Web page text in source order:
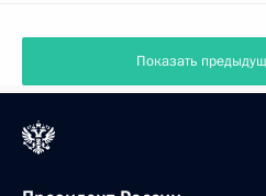
Показать